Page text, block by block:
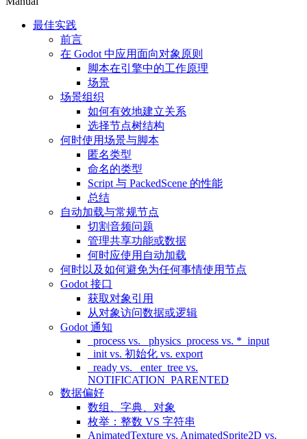
最佳实践
前言
在 Godot 中应用面向对象原则
脚本在引擎中的工作原理
场景
场景组织
如何有效地建立关系
选择节点树结构
何时使用场景与脚本
匿名类型
命名的类型
Script 与 PackedScene 的性能
总结
自动加载与常规节点
切割音频问题
管理共享功能或数据
何时应使用自动加载
何时以及如何避免为任何事情使用节点
Godot 接口
获取对象引用
从对象访问数据或逻辑
Godot 通知
_process vs. _physics_process vs. *_input
_init vs. 初始化 vs. export
_ready vs. _enter_tree vs.
NOTIFICATION_PARENTED
数据偏好
数组、字典、对象
枚举：整数 VS 字符串
AnimatedTexture vs. AnimatedSprite2D vs.